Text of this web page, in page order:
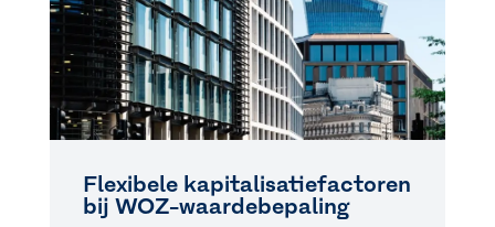
Flexibele kapitalisatiefactoren
bij WOZ-waardebepaling